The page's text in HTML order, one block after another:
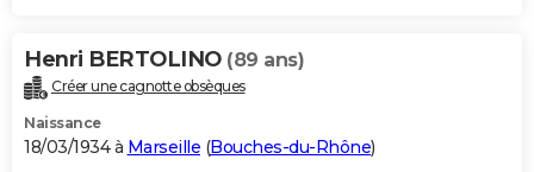
Henri BERTOLINO (89 ans)
Créer une cagnotte obsèques
Naissance
18/03/1934 à Marseille (Bouches-du-Rhône)